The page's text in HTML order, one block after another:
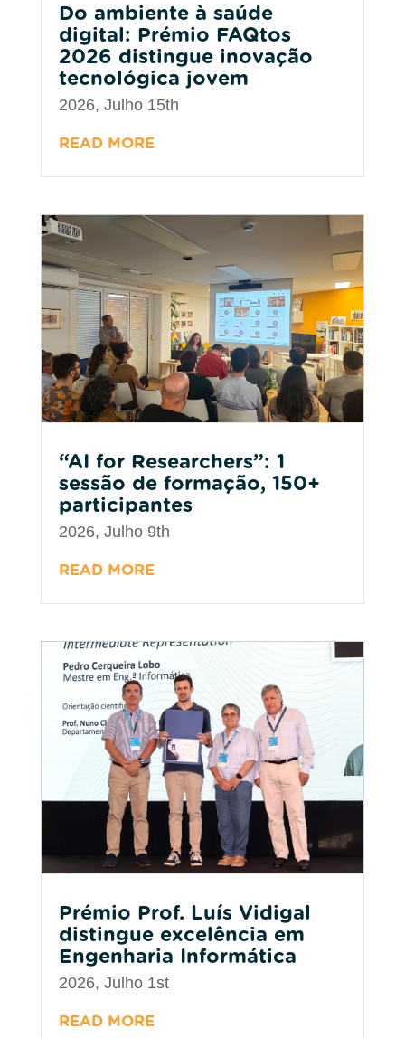
Do ambiente à saúde
digital: Prémio FAQtos
2026 distingue inovação
tecnológica jovem
2026, Julho 15th
READ MORE
“AI for Researchers”: 1
sessão de formação, 150+
participantes
2026, Julho 9th
READ MORE
Prémio Prof. Luís Vidigal
distingue excelência em
Engenharia Informática
2026, Julho 1st
READ MORE